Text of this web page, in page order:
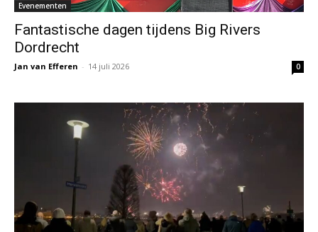
Evenementen
Fantastische dagen tijdens Big Rivers
Dordrecht
Jan van Efferen - 14 juli 2026 0